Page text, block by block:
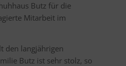
Butz für die
Mitarbeit im
den langjährigen
Butz ist sehr stolz, so